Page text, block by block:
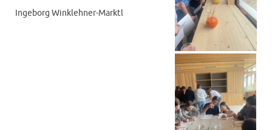
Ingeborg Winklehner-Marktl